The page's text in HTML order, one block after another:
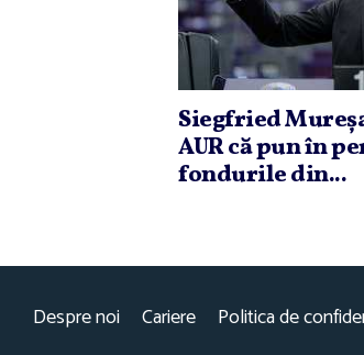
Siegfried
AUR că pun în
fondurile din...
Despre noi Cariere Politica de